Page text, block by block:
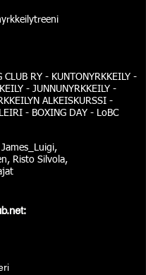
CLUB RY - KUNTONYRKKEILY -
- JUNNUNYRKKEILY -
ALKEISKURSSI -
- BOXING DAY - LoBC
Risto Silvola,